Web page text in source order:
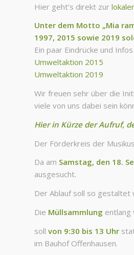
Hier geht’s direkt zur
Unter dem Motto „Mia
1997, 2015 sowie 2019
Ein paar Eindrücke und
Umweltaktion 2015
Umweltaktion 2019
Wir freuen sehr über die
viele von uns dabei sein
Hier in Kürze der Aufruf,
Der Förderkreis der
Da am Samstag, den 18.
ausgesucht.
Der Ablauf soll so gestaltet
Die Müllsammlung entlang
soll von 9:30 bis 13 Uhr
im Bauhof Offenhausen.